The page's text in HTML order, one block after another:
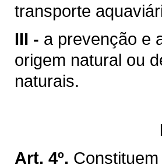
transporte
III - a prevenção e
origem natural ou
naturais.
Art. 4º.